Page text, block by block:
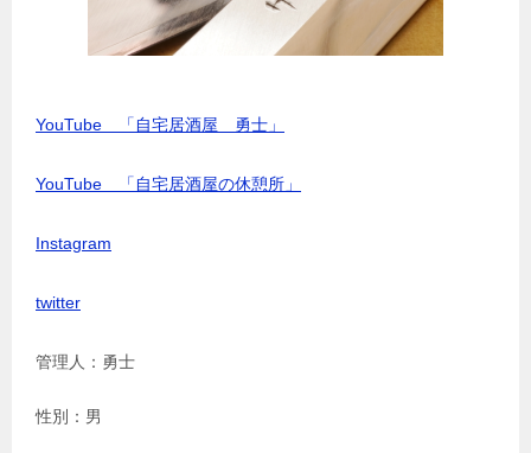
YouTube 「自宅居酒屋 勇士」
YouTube 「自宅居酒屋の休憩所」
Instagram
twitter
管理人：勇士
性別：男